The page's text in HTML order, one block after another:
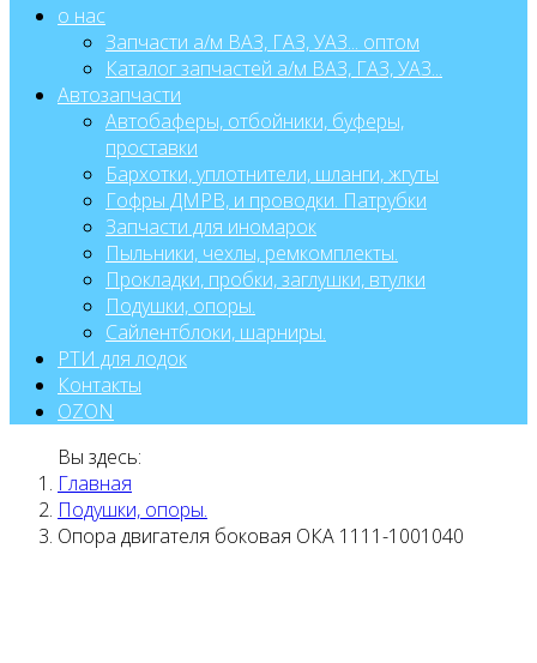
о нас
Запчасти а/м ВАЗ, ГАЗ, УАЗ... оптом
Каталог запчастей а/м ВАЗ, ГАЗ, УАЗ...
Автозапчасти
Автобаферы, отбойники, буферы,
проставки
Бархотки, уплотнители, шланги, жгуты
Гофры ДМРВ, и проводки. Патрубки
Запчасти для иномарок
Пыльники, чехлы, ремкомплекты.
Прокладки, пробки, заглушки, втулки
Подушки, опоры.
Сайлентблоки, шарниры.
РТИ для лодок
Контакты
OZON
Вы здесь:
Главная
Подушки, опоры.
Опора двигателя боковая ОКА 1111-1001040